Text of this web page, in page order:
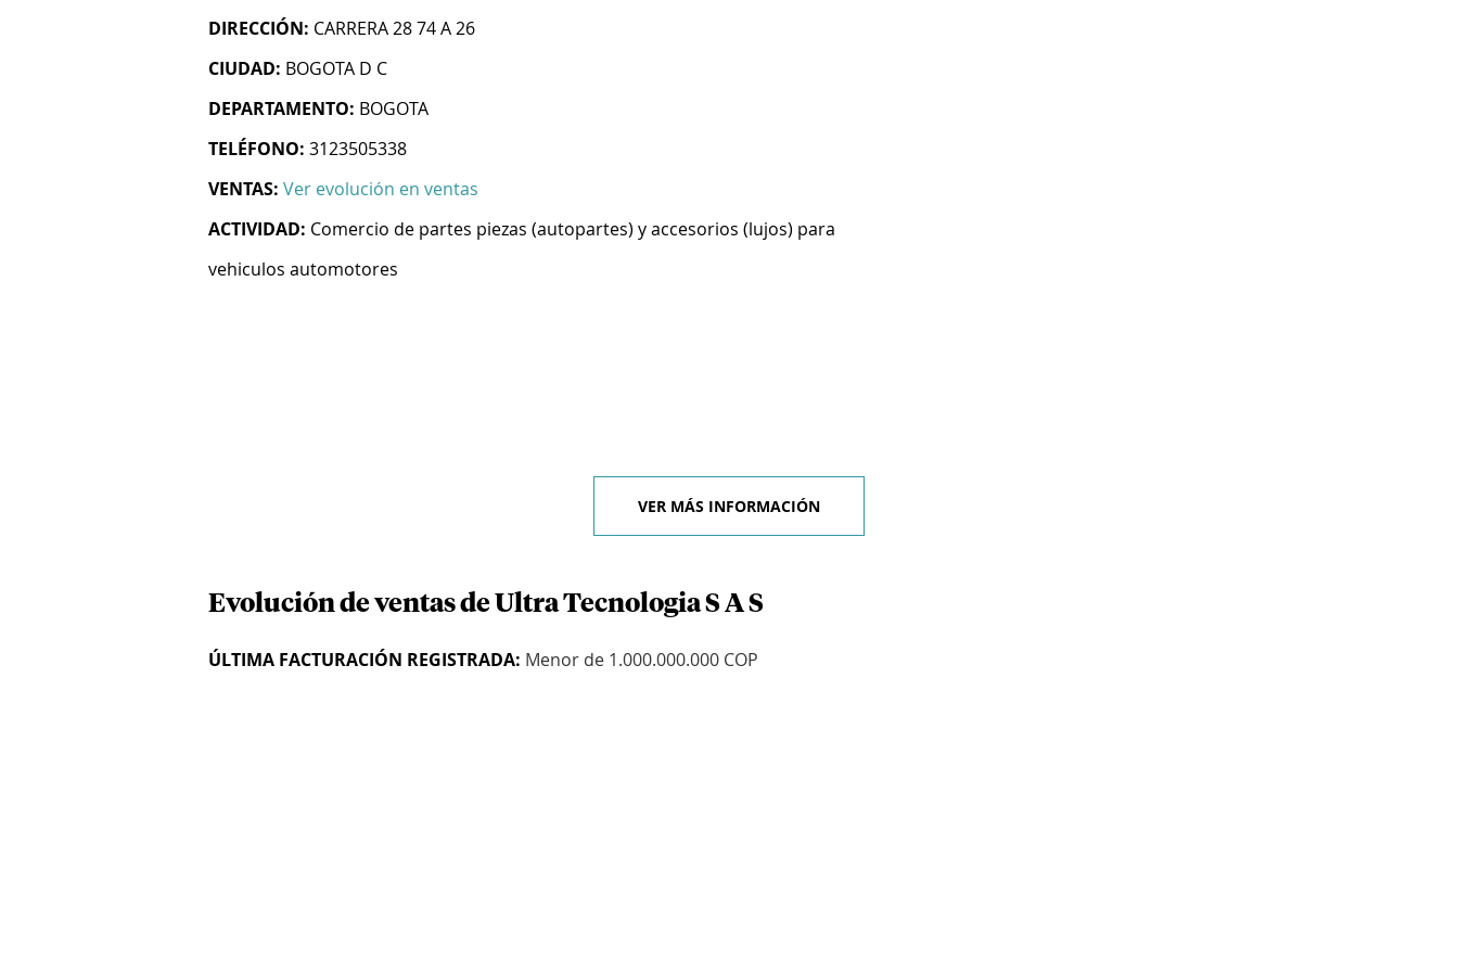
DIRECCIÓN: CARRERA 28 74 A 26
CIUDAD: BOGOTA D C
DEPARTAMENTO: BOGOTA
TELÉFONO: 3123505338
VENTAS: Ver evolución en ventas
ACTIVIDAD: Comercio de partes piezas (autopartes) y accesorios (lujos) para
vehiculos automotores
VER MÁS INFORMACIÓN
Evolución de ventas de Ultra Tecnologia S A S
ÚLTIMA FACTURACIÓN REGISTRADA: Menor de 1.000.000.000 COP